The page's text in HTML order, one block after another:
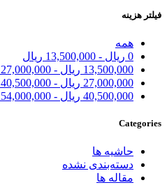
فیلتر هزینه
همه
0 ریال -
13,500,000 ریال
13,500,000 ریال -
27,000,000
27,000,000 ریال -
40,500,000
40,500,000 ریال -
54,000,000
Categories
حاشیه ها
دسته‌بندی نشده
مقاله ها